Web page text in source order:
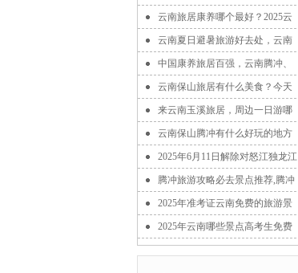
云南旅居康养哪个最好？2025云
云南夏日避暑旅游好去处，云南
中国康养旅居百强，云南腾冲、
云南保山旅居有什么美食？今天
来云南玉溪旅居，周边一日游哪
云南保山腾冲有什么好玩的地方
2025年6月11日解除对怒江独龙江
腾冲旅游攻略必去景点推荐,腾冲
2025年准考证云南免费的旅游景
2025年云南哪些景点高考生免费